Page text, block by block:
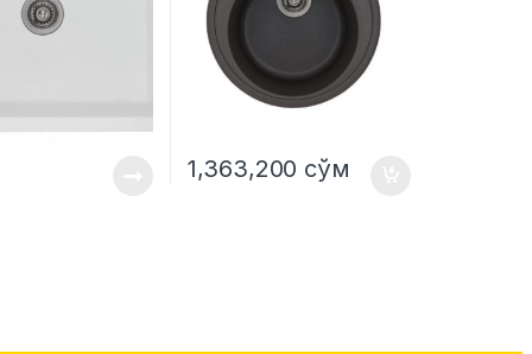
1,363,200 сўм